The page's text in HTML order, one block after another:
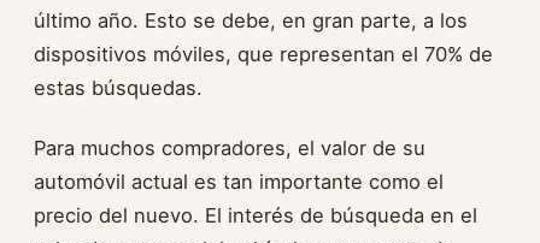
último año. Esto se debe, en gran parte, a los
dispositivos móviles, que representan el 70% de
estas búsquedas.
Para muchos compradores, el valor de su
automóvil actual es tan importante como el
precio del nuevo. El interés de búsqueda en el